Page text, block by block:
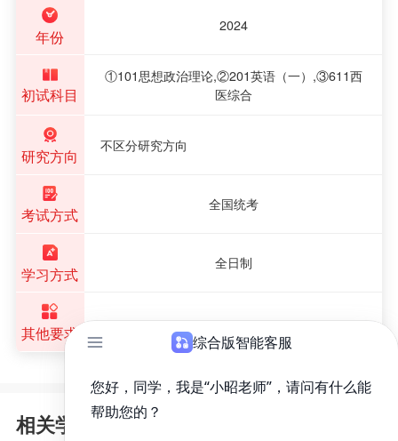
年份
2024
初试科目
①101思想政治理论,②201英语（一）,③611西
医综合
研究方向
不区分研究方向
考试方式
全国统考
学习方式
全日制
其他要求
相关学科